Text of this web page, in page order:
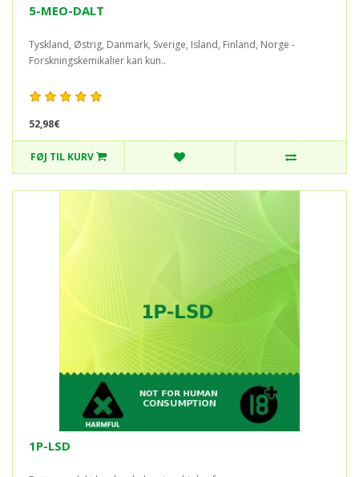
5-MEO-DALT
Tyskland, Østrig, Danmark, Sverige, Island, Finland, Norge -
Forskningskemikalier kan kun..
52,98€
FØJ TIL KURV
1P-LSD